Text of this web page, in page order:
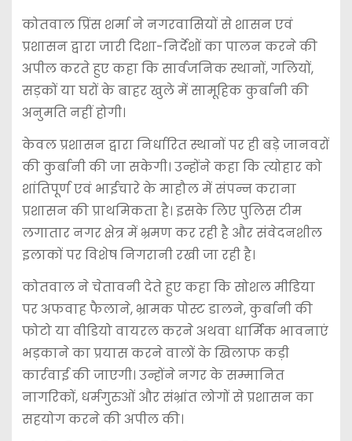
कोतवाल प्रिंस शर्मा ने नगरवासियों से शासन एवं
प्रशासन द्वारा जारी दिशा-निर्देशों का पालन करने की
अपील करते हुए कहा कि सार्वजनिक स्थानों, गलियों,
सड़कों या घरों के बाहर खुले में सामूहिक कुर्बानी की
अनुमति नहीं होगी।
केवल प्रशासन द्वारा निर्धारित स्थानों पर ही बड़े जानवरों
की कुर्बानी की जा सकेगी। उन्होंने कहा कि त्योहार को
शांतिपूर्ण एवं भाईचारे के माहौल में संपन्न कराना
प्रशासन की प्राथमिकता है। इसके लिए पुलिस टीम
लगातार नगर क्षेत्र में भ्रमण कर रही है और संवेदनशील
इलाकों पर विशेष निगरानी रखी जा रही है।
कोतवाल ने चेतावनी देते हुए कहा कि सोशल मीडिया
पर अफवाह फैलाने, भ्रामक पोस्ट डालने, कुर्बानी की
फोटो या वीडियो वायरल करने अथवा धार्मिक भावनाएं
भड़काने का प्रयास करने वालों के खिलाफ कड़ी
कार्रवाई की जाएगी। उन्होंने नगर के सम्मानित
नागरिकों, धर्मगुरुओं और संभ्रांत लोगों से प्रशासन का
सहयोग करने की अपील की।